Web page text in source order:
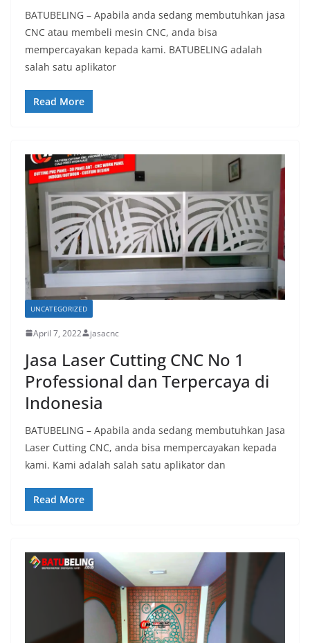
BATUBELING – Apabila anda sedang membutuhkan jasa
CNC atau membeli mesin CNC, anda bisa
mempercayakan kepada kami. BATUBELING adalah
salah satu aplikator
Read More
UNCATEGORIZED
April 7, 2022 jasacnc
Jasa Laser Cutting CNC No 1
Professional dan Terpercaya di
Indonesia
BATUBELING – Apabila anda sedang membutuhkan Jasa
Laser Cutting CNC, anda bisa mempercayakan kepada
kami. Kami adalah salah satu aplikator dan
Read More